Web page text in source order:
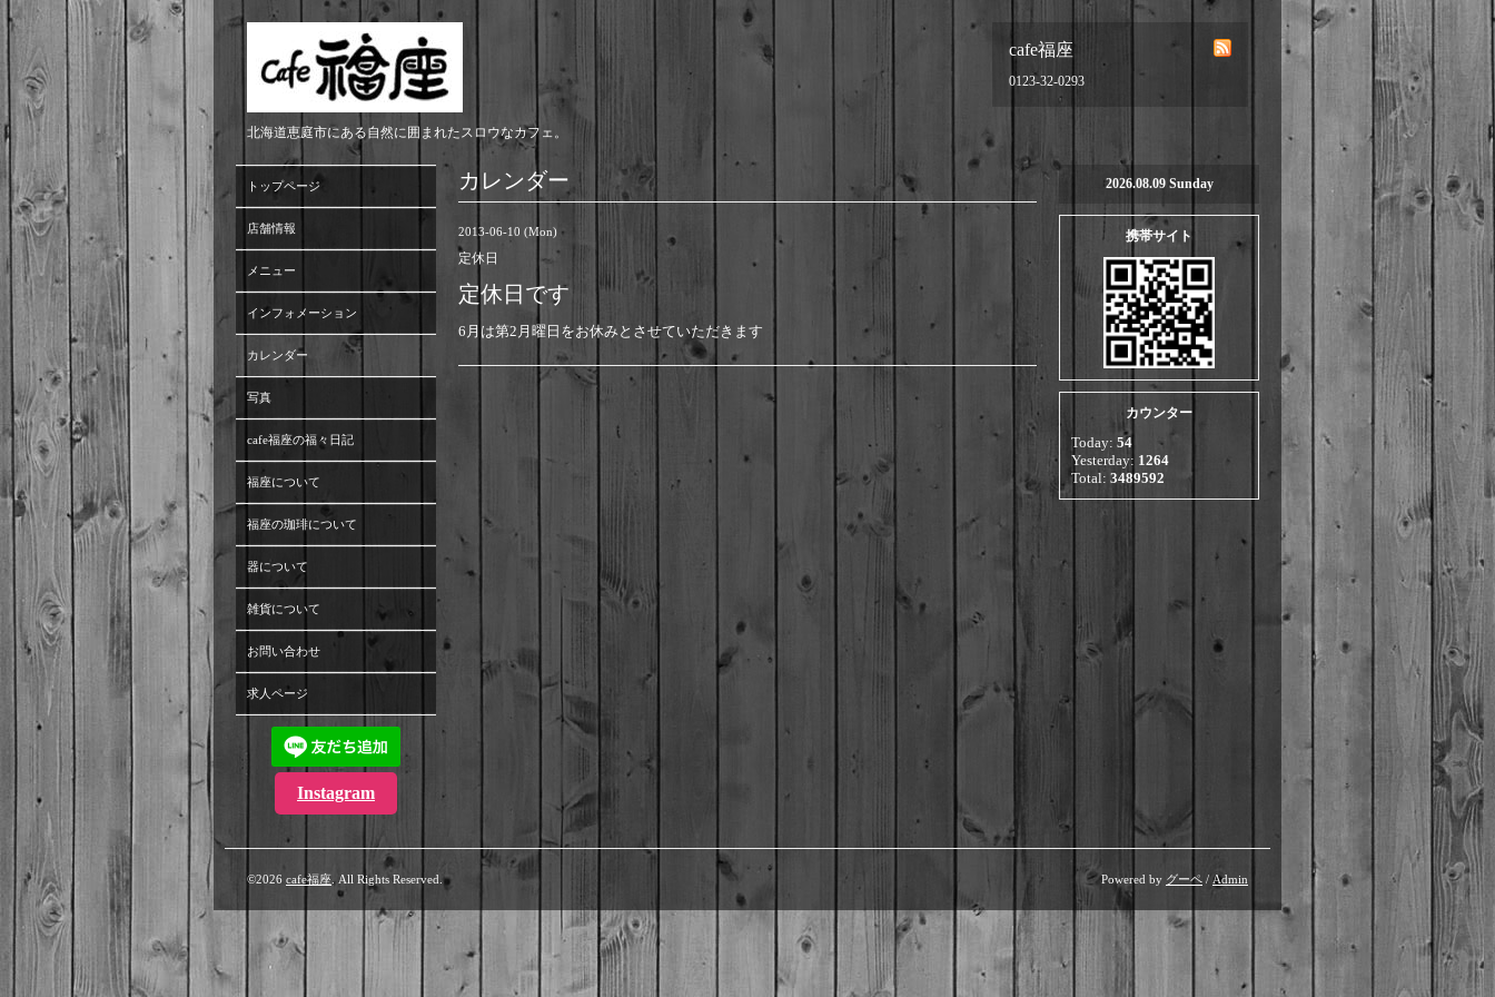
cafe福座
0123-32-0293
北海道恵庭市にある自然に囲まれたスロウなカフェ。
カレンダー
2013-06-10 (Mon)
定休日
定休日です
6月は第2月曜日をお休みとさせていただきます
トップページ
店舗情報
メニュー
インフォメーション
カレンダー
写真
cafe福座の福々日記
福座について
福座の珈琲について
器について
雑貨について
お問い合わせ
求人ページ
Instagram
2026.08.09 Sunday
携帯サイト
カウンター
Today: 54
Yesterday: 1264
Total: 3489592
©2026 cafe福座. All Rights Reserved. Powered by グーペ / Admin